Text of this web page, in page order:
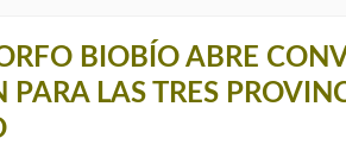
BIOBÍO ABRE
PARA LAS TRES